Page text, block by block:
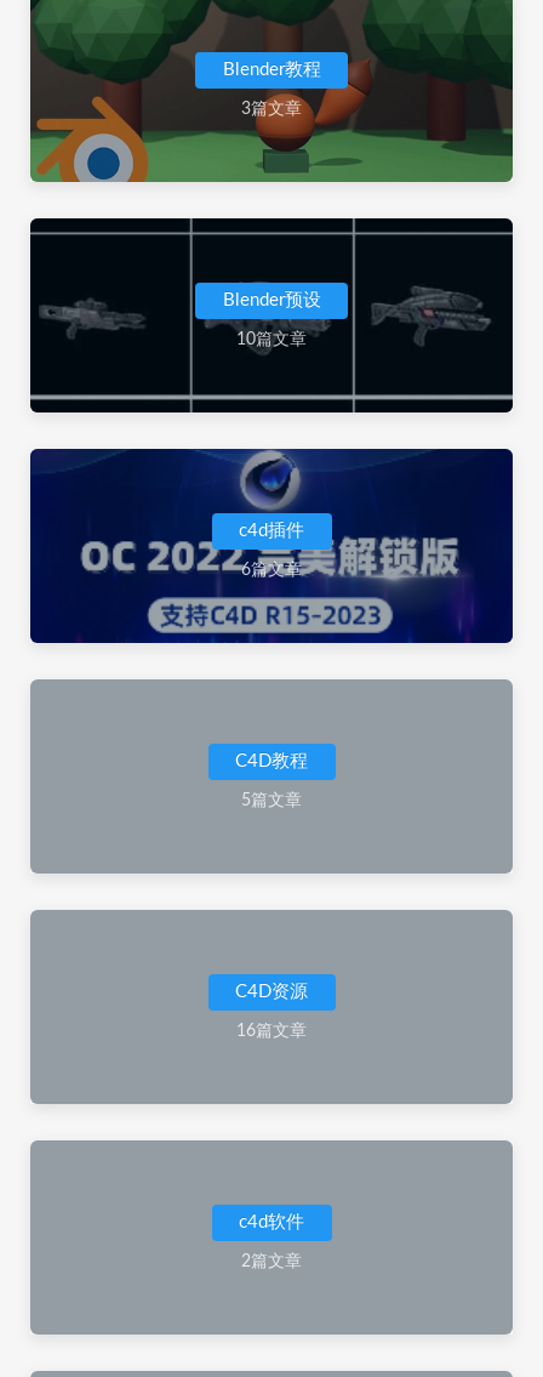
Blender教程
3篇文章
Blender预设
10篇文章
c4d插件
6篇文章
C4D教程
5篇文章
C4D资源
16篇文章
c4d软件
2篇文章